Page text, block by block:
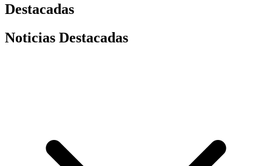
Destacadas
Noticias Destacadas